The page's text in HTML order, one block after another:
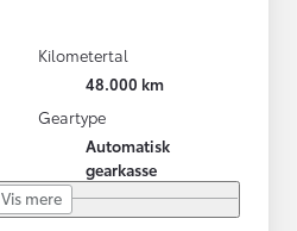
Kilometertal
48.000 km
Geartype
Automatisk
gearkasse
Vis mere